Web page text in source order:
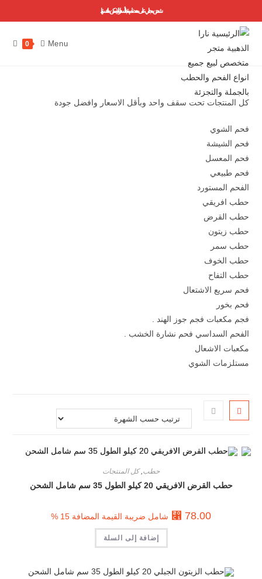
شحن مجاني على معظم منتجاتنا ..أسعارنا لا يمكن منافستها
0 Menu
كل المنتجات تحت سقف واحد وبأقل الاسعار وافضل جودة
فحم الشوي
فحم الشيشة
فحم المعسل
فحم طبيعي
الفحم المستورد
حطب افريقي
حطب القرض
حطب زيتون
حطب سمر
حطب الخوف
حطب التفاح
فحم سريع الاشتعال
فحم بخور
فجم مكعبات فجم جوز الهند .
الفحم السداسي فحم نشارة الخشب .
مكعبات الاشعال
مستلزمات الشوي
حطب,كل المنتجات
حطب القرض الافريقي 20 كيلو الطول 35 سم شامل الشحن
⃁ 78.00 شامل ضريبة القيمة المضافة 15 %
إضافة إلى السلة